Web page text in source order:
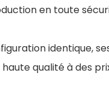
en toute
identique,
qualité à des